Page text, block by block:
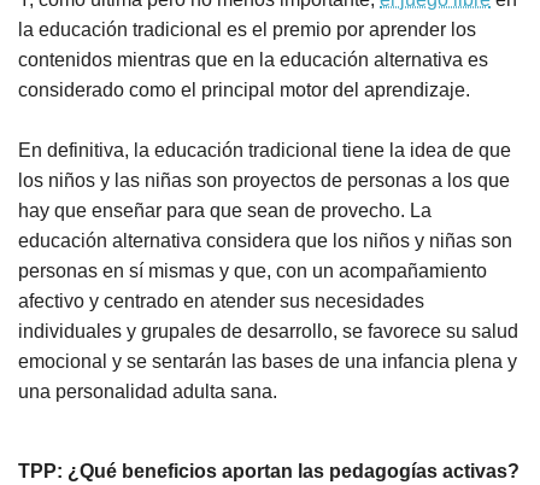
la educación tradicional es el premio por aprender los
contenidos mientras que en la educación alternativa es
considerado como el principal motor del aprendizaje.
En definitiva, la educación tradicional tiene la idea de que
los niños y las niñas son proyectos de personas a los que
hay que enseñar para que sean de provecho. La
educación alternativa considera que los niños y niñas son
personas en sí mismas y que, con un acompañamiento
afectivo y centrado en atender sus necesidades
individuales y grupales de desarrollo, se favorece su salud
emocional y se sentarán las bases de una infancia plena y
una personalidad adulta sana.
TPP: ¿Qué beneficios aportan las pedagogías activas?